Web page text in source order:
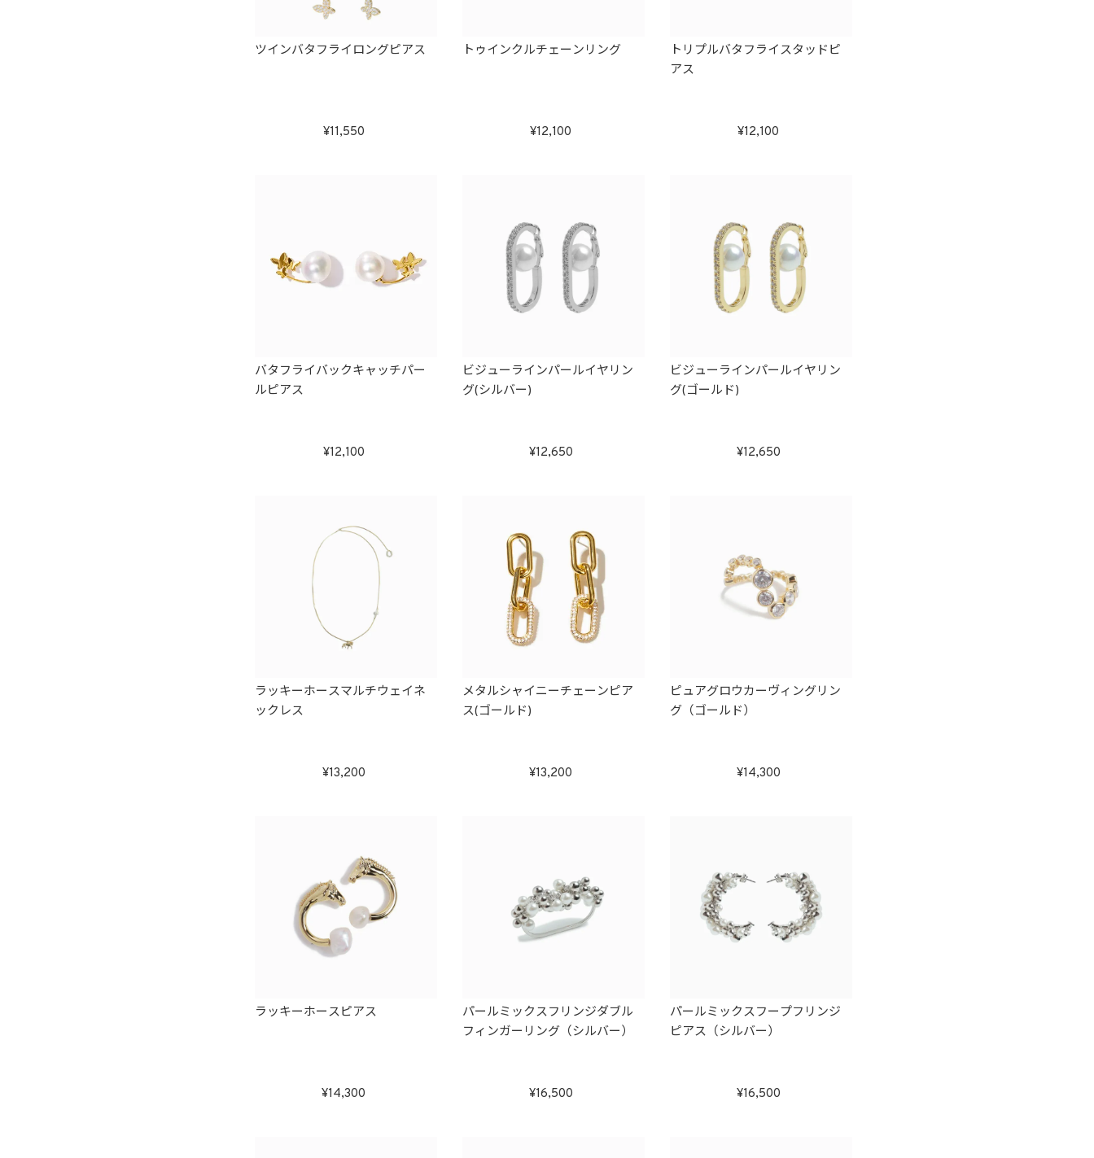
ツインバタフライロングピアス
11,550
トゥインクルチェーンリング
12,100
トリプルバタフライスタッドピ
アス
12,100
バタフライバックキャッチパー
ルピアス
12,100
ビジューラインパールイヤリン
グ(シルバー)
12,650
ビジューラインパールイヤリン
グ(ゴールド)
12,650
ラッキーホースマルチウェイネ
ックレス
13,200
メタルシャイニーチェーンピア
ス(ゴールド)
13,200
ピュアグロウカーヴィングリン
グ（ゴールド）
14,300
ラッキーホースピアス
14,300
パールミックスフリンジダブル
フィンガーリング（シルバー）
16,500
パールミックスフープフリンジ
ピアス（シルバー）
16,500